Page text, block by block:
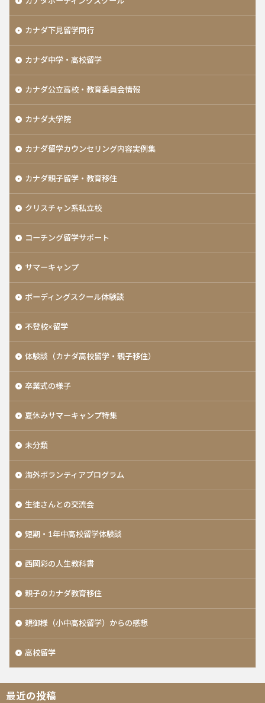
カナダ下見留学同行
カナダ中学・高校留学
カナダ公立高校・教育委員会情報
カナダ大学院
カナダ留学カウンセリング内容実例集
カナダ親子留学・教育移住
クリスチャン系私立校
コーチング留学サポート
サマーキャンプ
ボーディングスクール体験談
不登校×留学
体験談（カナダ高校留学・親子移住）
卒業式の様子
夏休みサマーキャンプ特集
未分類
海外ボランティアプログラム
生徒さんとの交流会
短期・1年中高校留学体験談
西岡彩の人生教科書
親子のカナダ教育移住
親御様（小中高校留学）からの感想
高校留学
最近の投稿